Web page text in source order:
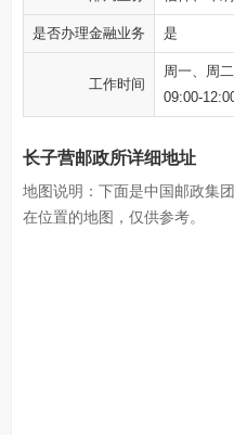
是否办理金融业务 是
工作时间
周一、周
09:00-
长子营邮政所详细地址
地图说明：下面是中国邮政集
在位置的地图，仅供参考。